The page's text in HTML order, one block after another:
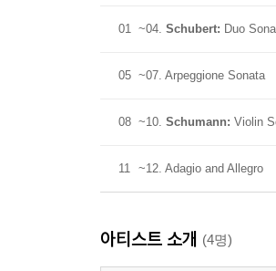
01 ~04. Schubert: Duo
05 ~07. Arpeggione Sonata
08 ~10. Schumann: Violin
11 ~12. Adagio and Allegro
아티스트 소개 (4명)